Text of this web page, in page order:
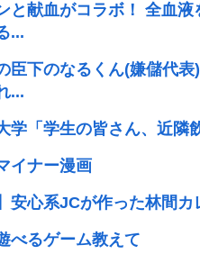
と献血がコラボ！ 全血
...
臣下のなるくん(嫌儲代
...
学「学生の皆さん、近隣
イナー漫画
安心系JCが作った林間
べるゲーム教えて